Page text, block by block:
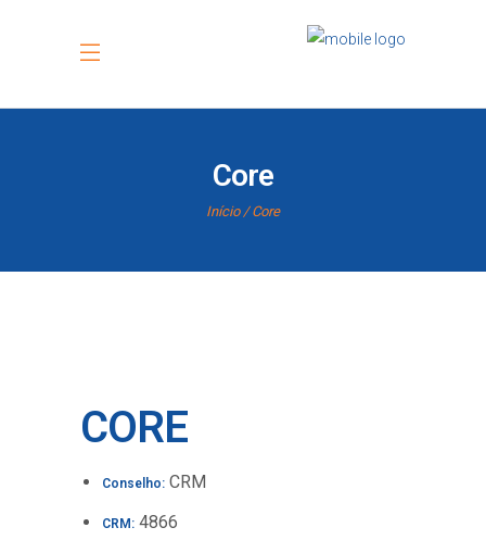
Core
Início Core
CORE
Conselho: CRM
CRM: 4866